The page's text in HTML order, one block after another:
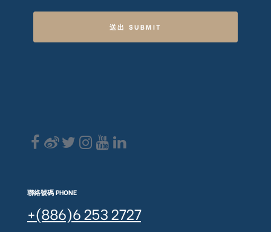
送出 SUBMIT
聯絡號碼 PHONE
+(886)6 253 2727